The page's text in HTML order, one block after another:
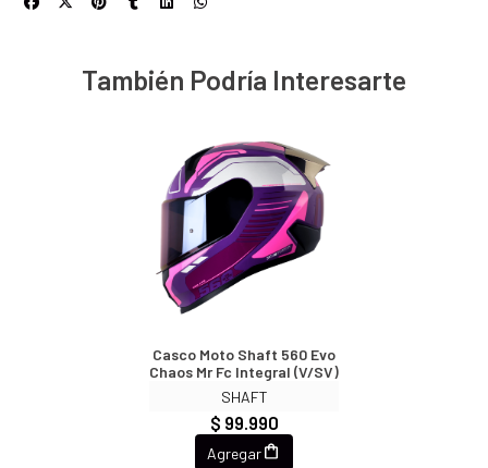
También Podría Interesarte
Casco Moto Shaft 560 Evo
Chaos Mr Fc Integral (V/SV)
SHAFT
$ 99.990
Agregar